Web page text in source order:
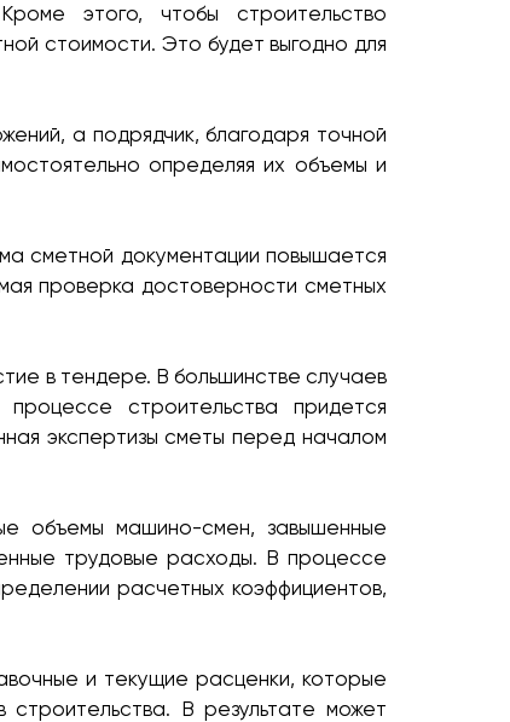
этого, чтобы строительство
стоимости. Это будет выгодно для
а подрядчик, благодаря точной
определяя их объемы и
сметной документации повышается
проверка достоверности сметных
в тендере. В большинстве случаев
строительства придется
экспертизы сметы перед началом
объемы машино-смен, завышенные
трудовые расходы. В процессе
расчетных коэффициентов,
и текущие расценки, которые
В результате может